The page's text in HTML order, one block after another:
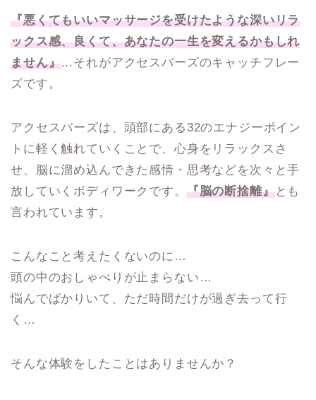
『悪くてもいいマッサージを受けたような深いリラ
ックス感、良くて、あなたの一生を変えるかもしれ
ません』…それがアクセスバーズのキャッチフレー
ズです。
アクセスバーズは、頭部にある32のエナジーポイン
トに軽く触れていくことで、心身をリラックスさ
せ、脳に溜め込んできた感情・思考などを次々と手
放していくボディワークです。 『脳の断捨離』とも
言われています。
こんなこと考えたくないのに…
頭の中のおしゃべりが止まらない…
悩んでばかりいて、ただ時間だけが過ぎ去って行
く…
そんな体験をしたことはありませんか？